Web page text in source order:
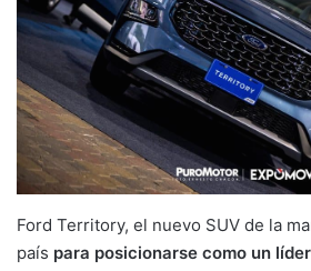
Ford Territory, el nuevo SUV de la
país para posicionarse como un